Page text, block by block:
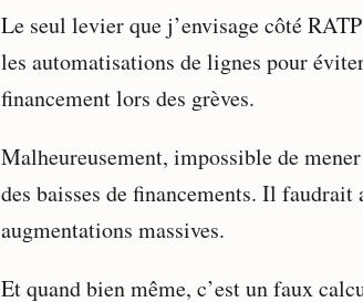
Le seul levier que j’envisage côté
les automatisations de lignes pour
financement lors des grèves.
Malheureusement, impossible de
des baisses de financements. Il faudrait
augmentations massives.
Et quand bien même, c’est un faux